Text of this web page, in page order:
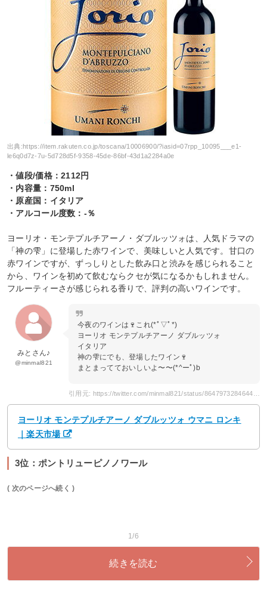
出典:https://item.rakuten.co.jp/toscana/10006900/?iasid=07rpp_10095___e1-
le6q0d7z-7u-5d728d5f-9358-45de-86bf-43d1a2284a0e
・値段/価格：2112円
・内容量：750ml
・原産国：イタリア
・アルコール度数：-％
ヨーリオ・モンテプルチアーノ・ダブルッツォは、人気ドラマの
「神の雫」に登場した赤ワインで、美味しいと人気です。甘口の
赤ワインですが、ずっしりとした飲み口と渋みを感じられること
から、ワインを初めて飲むならクセが気になるかもしれません。
フルーティーさが感じられる香りで、評判の高いワインです。
みとさん♪
@minmal821
今夜のワインは🍷これ(*ﾟ▽ﾟ*)
ヨーリオ モンテプルチアーノ ダブルッツォ
イタリア
神の雫にでも、登場したワイン🍷
まとまってておいしいよ〜〜(*^ーﾟ)b
ヨーリオ モンテプルチアーノ ダブルッツォ ウマニ ロンキ
｜楽天市場
3位：ポントリューピノノワール
( 次のページへ続く )
1/6
続きを読む